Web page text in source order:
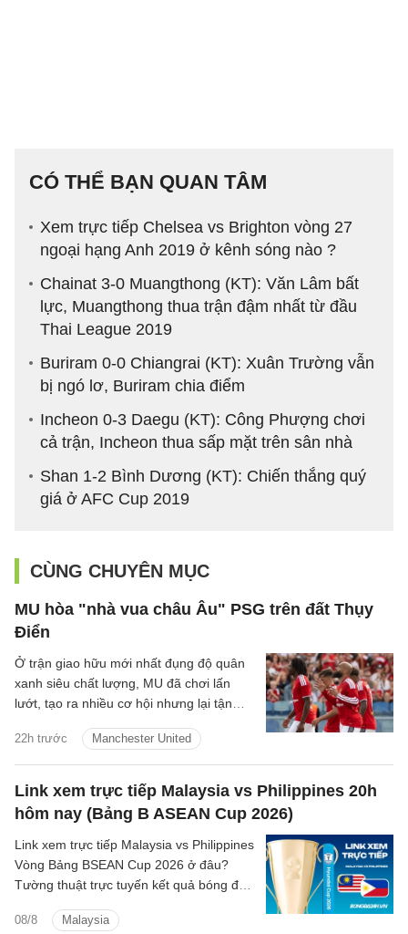
CÓ THỂ BẠN QUAN TÂM
Xem trực tiếp Chelsea vs Brighton vòng 27
ngoại hạng Anh 2019 ở kênh sóng nào ?
Chainat 3-0 Muangthong (KT): Văn Lâm bất
lực, Muangthong thua trận đậm nhất từ đầu
Thai League 2019
Buriram 0-0 Chiangrai (KT): Xuân Trường vẫn
bị ngó lơ, Buriram chia điểm
Incheon 0-3 Daegu (KT): Công Phượng chơi
cả trận, Incheon thua sấp mặt trên sân nhà
Shan 1-2 Bình Dương (KT): Chiến thắng quý
giá ở AFC Cup 2019
CÙNG CHUYÊN MỤC
MU hòa "nhà vua châu Âu" PSG trên đất Thụy
Điển
22h trước Manchester United
Ở trận giao hữu mới nhất đụng độ quân
xanh siêu chất lượng, MU đã chơi lấn
lướt, tạo ra nhiều cơ hội nhưng lại tận
quả hòa.
Link xem trực tiếp Malaysia vs Philippines 20h
hôm nay (Bảng B ASEAN Cup 2026)
08/8 Malaysia
Link xem trực tiếp Malaysia vs Philippines
Vòng Bảng BSEAN Cup 2026 ở đâu?
Tường thuật trực tuyến kết quả bóng đá
sóng nào?